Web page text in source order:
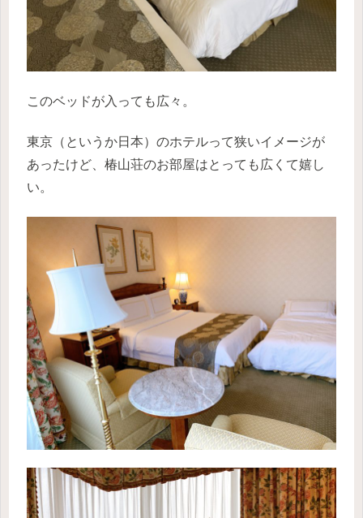
このベッドが入っても広々。
東京（というか日本）のホテルって狭いイメージが
あったけど、椿山荘のお部屋はとっても広くて嬉し
い。